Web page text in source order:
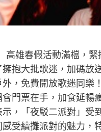
高雄春假活動滿檔，
抱大批歌迷，加碼放
，免費開放歌迷同
門票在手，加食延暢
，「夜駁二派對」受
受續攤派對的魅力，